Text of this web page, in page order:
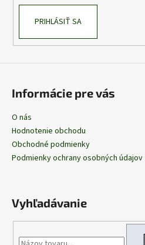
PRIHLÁSIŤ SA
Informácie pre vás
O nás
Hodnotenie obchodu
Obchodné podmienky
Podmienky ochrany osobných údajov
Vyhľadávanie